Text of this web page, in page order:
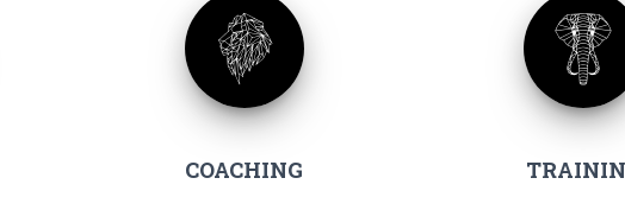
COACHING